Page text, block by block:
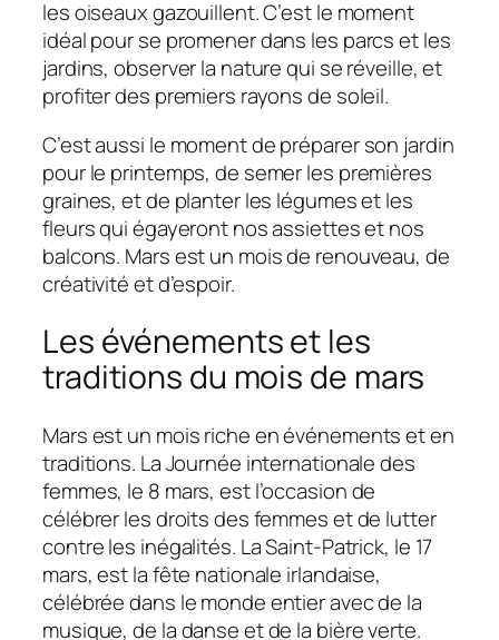
les oiseaux gazouillent. C’est le moment
idéal pour se promener dans les parcs et les
jardins, observer la nature qui se réveille, et
profiter des premiers rayons de soleil.
C’est aussi le moment de préparer son jardin
pour le printemps, de semer les premières
graines, et de planter les légumes et les
fleurs qui égayeront nos assiettes et nos
balcons. Mars est un mois de renouveau, de
créativité et d’espoir.
Les événements et les
traditions du mois de mars
Mars est un mois riche en événements et en
traditions. La Journée internationale des
femmes, le 8 mars, est l’occasion de
célébrer les droits des femmes et de lutter
contre les inégalités. La Saint-Patrick, le 17
mars, est la fête nationale irlandaise,
célébrée dans le monde entier avec de la
musique, de la danse et de la bière verte.